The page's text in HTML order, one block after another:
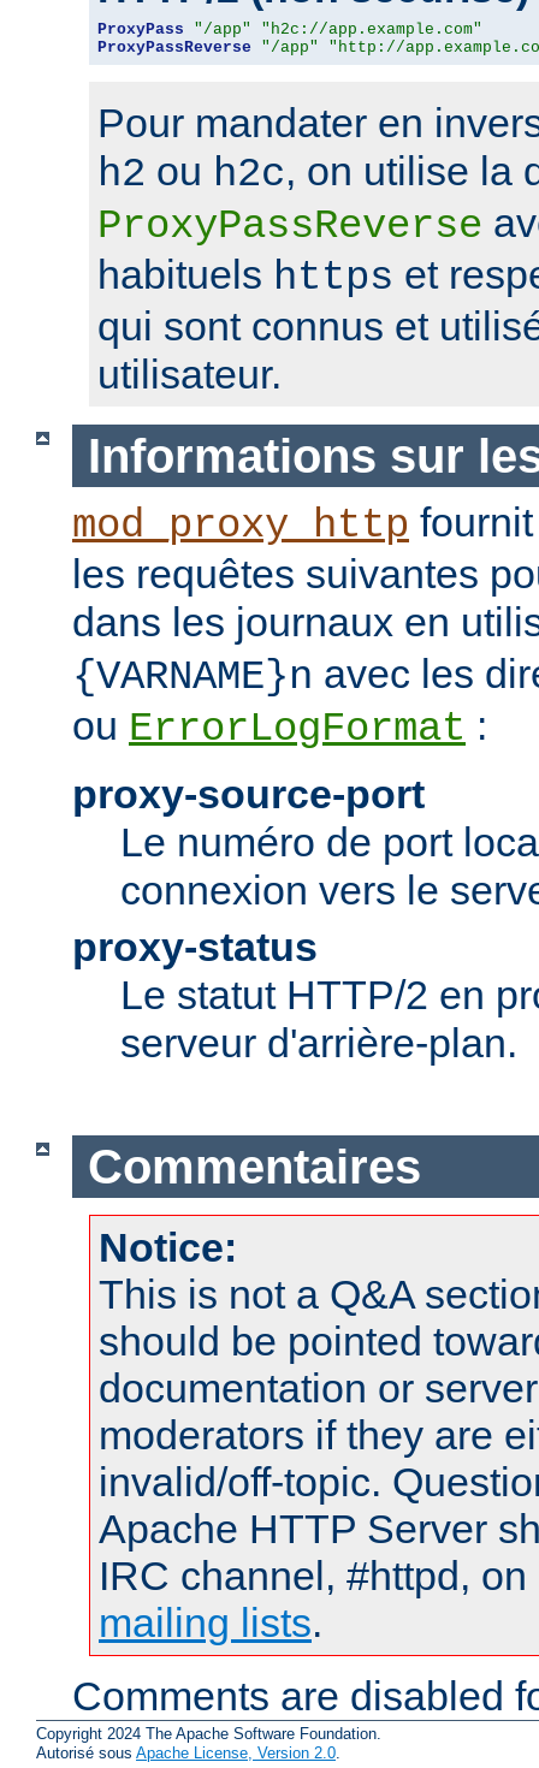
ProxyPass "/app"
"h2c://app.example.com"
ProxyPassReverse
"/app" "http://
Pour mandater en
h2 ou h2c, on utilise la
ProxyPassReverse
habituels https et
qui sont connus et
utilisateur.
Informations sur
mod_proxy_http
les requêtes suivantes
dans les journaux en
{VARNAME}n avec les
ou ErrorLogFormat :
proxy-source-port
Le numéro de port
connexion vers le
proxy-status
Le statut HTTP/2 en
serveur d'arrière-plan.
Commentaires
Notice:
This is not a Q&A
should be pointed
documentation or
moderators if they are
invalid/off-topic.
Apache HTTP Server
IRC channel, #httpd,
mailing lists.
Comments are disabled
Copyright 2024 The Apache Software Foundation.
Autorisé sous Apache License, Version 2.0.